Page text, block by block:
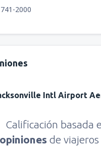
2000
Intl Airport
Calificación basada
opiniones de